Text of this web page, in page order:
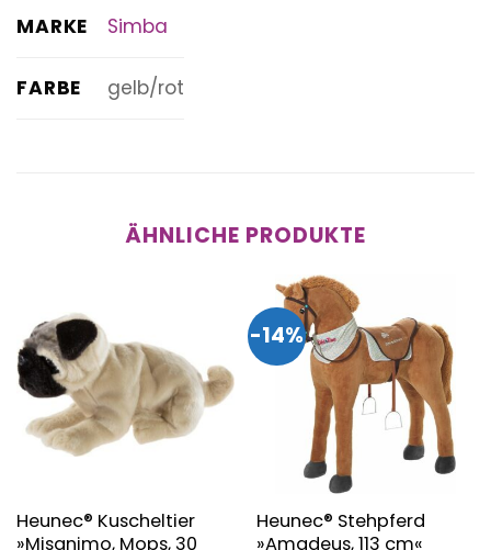
MARKE Simba
FARBE gelb/rot
ÄHNLICHE PRODUKTE
Heunec® Kuscheltier
»Misanimo, Mops, 30
-14%
Heunec® Stehpferd
»Amadeus, 113 cm«